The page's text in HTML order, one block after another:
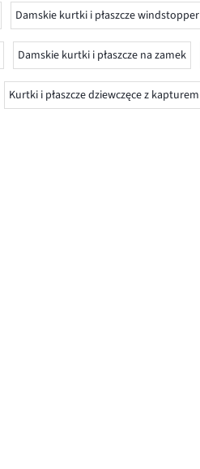
Damskie kurtki i płaszcze windstopper
Damskie kurtki i płaszcze na zamek
Kurtki i płaszcze dziewczęce z kapturem